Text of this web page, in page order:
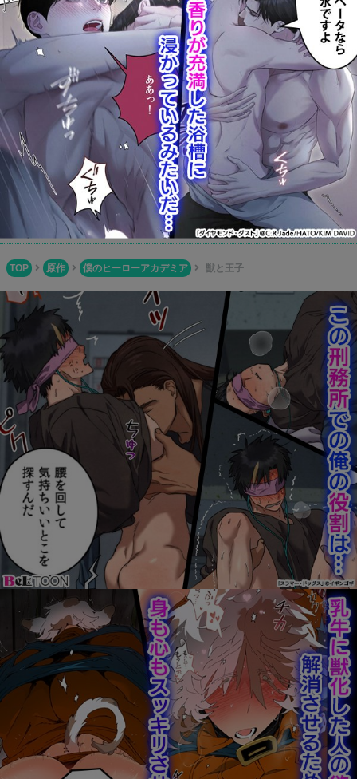
801Books(ヤオイブックス)
毎日何冊も更新されているBL作品をチェック！検索機能も充
実しているので探したい同人誌が見つかるはず！
Boys Books(ボーイズブックス)
BL同人誌が簡単に一気読み！1タップで本編全てが読めちゃ
う便利なサイト！
ふじょコミ！
腐女子御用達の新定番サイト！色々なアニメやゲームの優良
BL作品が多数掲載されています！
TOP 原作 僕のヒーローアカデミア 獣と王子